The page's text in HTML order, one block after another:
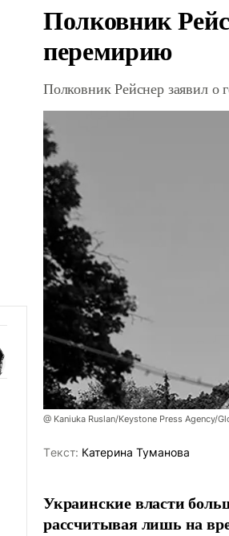
Полковник
перемирию
Полковник Рейснер заявил о
@ Kaniuka Ruslan/Keystone Press Agency/
Tекст: Катерина Туманова
Украинские власти
рассчитывая лишь на